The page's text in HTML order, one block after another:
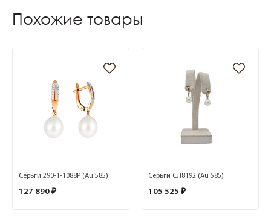
Похожие товары
Серьги 290-1-1088Р (Au 585)
127 890 ₽
Серьги СЛ8192 (Au 585)
105 525 ₽